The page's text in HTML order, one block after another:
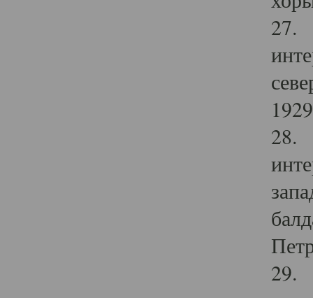
27.
28.
29.